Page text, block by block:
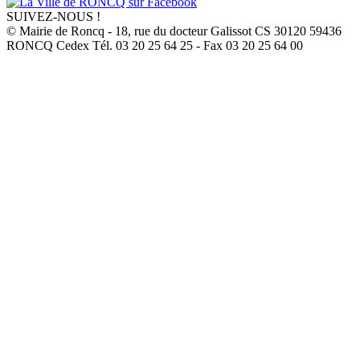
SUIVEZ-NOUS !
© Mairie de Roncq - 18, rue du docteur Galissot CS 30120 59436
RONCQ Cedex Tél. 03 20 25 64 25 - Fax 03 20 25 64 00